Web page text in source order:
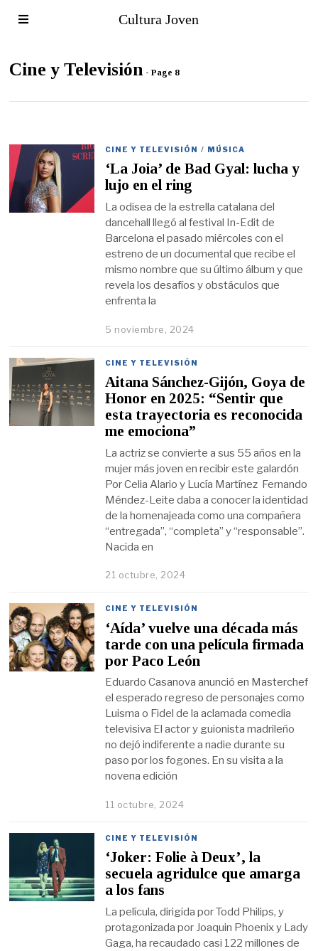
Cultura Joven
Cine y Televisión - Page 8
CINE Y TELEVISIÓN / MÚSICA
‘La Joia’ de Bad Gyal: lucha y
lujo en el ring
La odisea de la estrella catalana del
dancehall llegó al festival In-Edit de
Barcelona el pasado miércoles con el
estreno de un documental que recibe el
mismo nombre que su último álbum y que
revela los desafíos y obstáculos que
enfrenta la
5 noviembre, 2024
CINE Y TELEVISIÓN
Aitana Sánchez-Gijón, Goya de
Honor en 2025: “Sentir que
esta trayectoria es reconocida
me emociona”
La actriz se convierte a sus 55 años en la
mujer más joven en recibir este galardón
Por Celia Alario y Lucía Martínez Fernando
Méndez-Leite daba a conocer la identidad
de la homenajeada como una compañera
“entregada”, “completa” y “responsable”.
Nacida en
21 octubre, 2024
CINE Y TELEVISIÓN
‘Aída’ vuelve una década más
tarde con una película firmada
por Paco León
Eduardo Casanova anunció en Masterchef
el esperado regreso de personajes como
Luisma o Fidel de la aclamada comedia
televisiva El actor y guionista madrileño
no dejó indiferente a nadie durante su
paso por los fogones. En su visita a la
novena edición
11 octubre, 2024
CINE Y TELEVISIÓN
‘Joker: Folie à Deux’, la
secuela agridulce que amarga
a los fans
La película, dirigida por Todd Philips, y
protagonizada por Joaquin Phoenix y Lady
Gaga, ha recaudado casi 122 millones de